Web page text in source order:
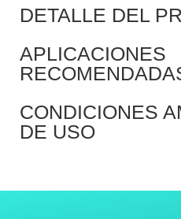
DETALLE DEL
APLICACIONES
CONDICIONES
DE USO